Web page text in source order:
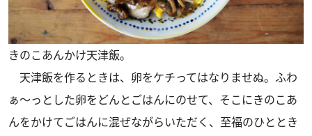
きのこあんかけ天津飯。
天津飯を作るときは、卵をケチってはなりませぬ。ふわ
ぁ～っとした卵をどんとごはんにのせて、そこにきのこあ
んをかけてごはんに混ぜながらいただく、至福のひととき